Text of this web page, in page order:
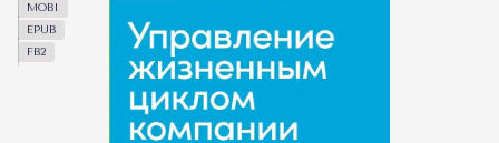
MOBI
EPUB
FB2